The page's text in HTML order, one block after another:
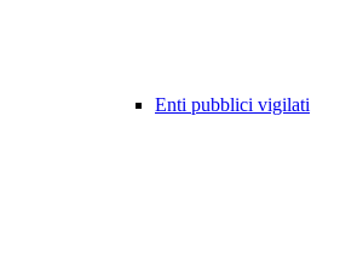
Enti pubblici vigilati